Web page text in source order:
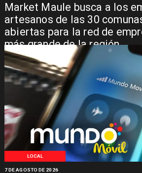
Market Maule busca a los
artesanos de las 30
abiertas para la red de
más grande de la región
LOCAL
7 DE AGOSTO DE 2026